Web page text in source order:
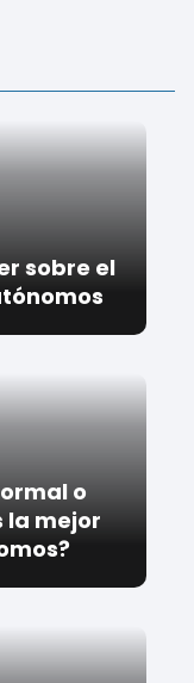
sobre el
o
la mejor